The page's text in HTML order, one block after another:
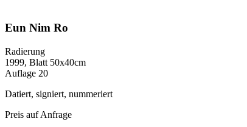
Eun Nim Ro
Radierung
1999, Blatt 50x40cm
Auflage 20
Datiert, signiert, nummeriert
Preis auf Anfrage